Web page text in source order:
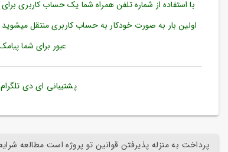
بازیابی
رمز
علاقه
با استفاده از شماره تلفن همراه شما یک حساب کاربری
اولین بار به صورت خودکار به حساب کاربری منتقل
عبور برای شما
پشتیبانی ای دی تلگرام e2proir@
پرداخت به منزله پذیرفتن قوانین تو پروژه است مطالعه